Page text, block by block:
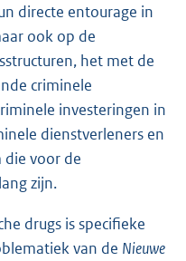
directe entourage in
ook op de
het met de
criminele
investeringen in
dienstverleners en
die voor de
zijn.
drugs is specifieke
van de Nieuwe